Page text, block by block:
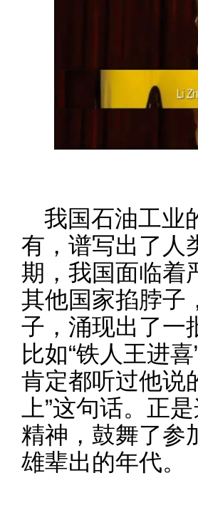
我国石油工业
有，谱写出了人
期，我国面临着
其他国家掐脖子
子，涌现出了一
比如“铁人王进
肯定都听过他说
上”这句话。正
精神，鼓舞了参
雄辈出的年代。